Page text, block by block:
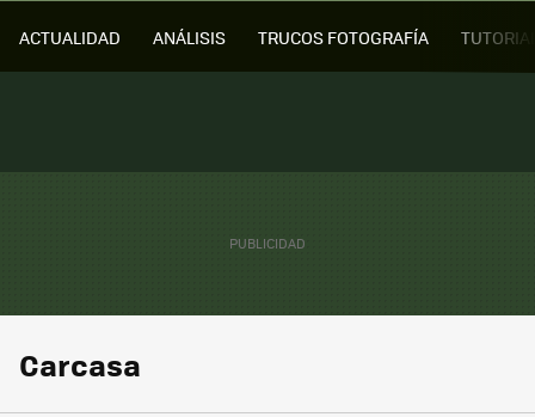
ACTUALIDAD ANÁLISIS TRUCOS FOTOGRAFÍA
Carcasa